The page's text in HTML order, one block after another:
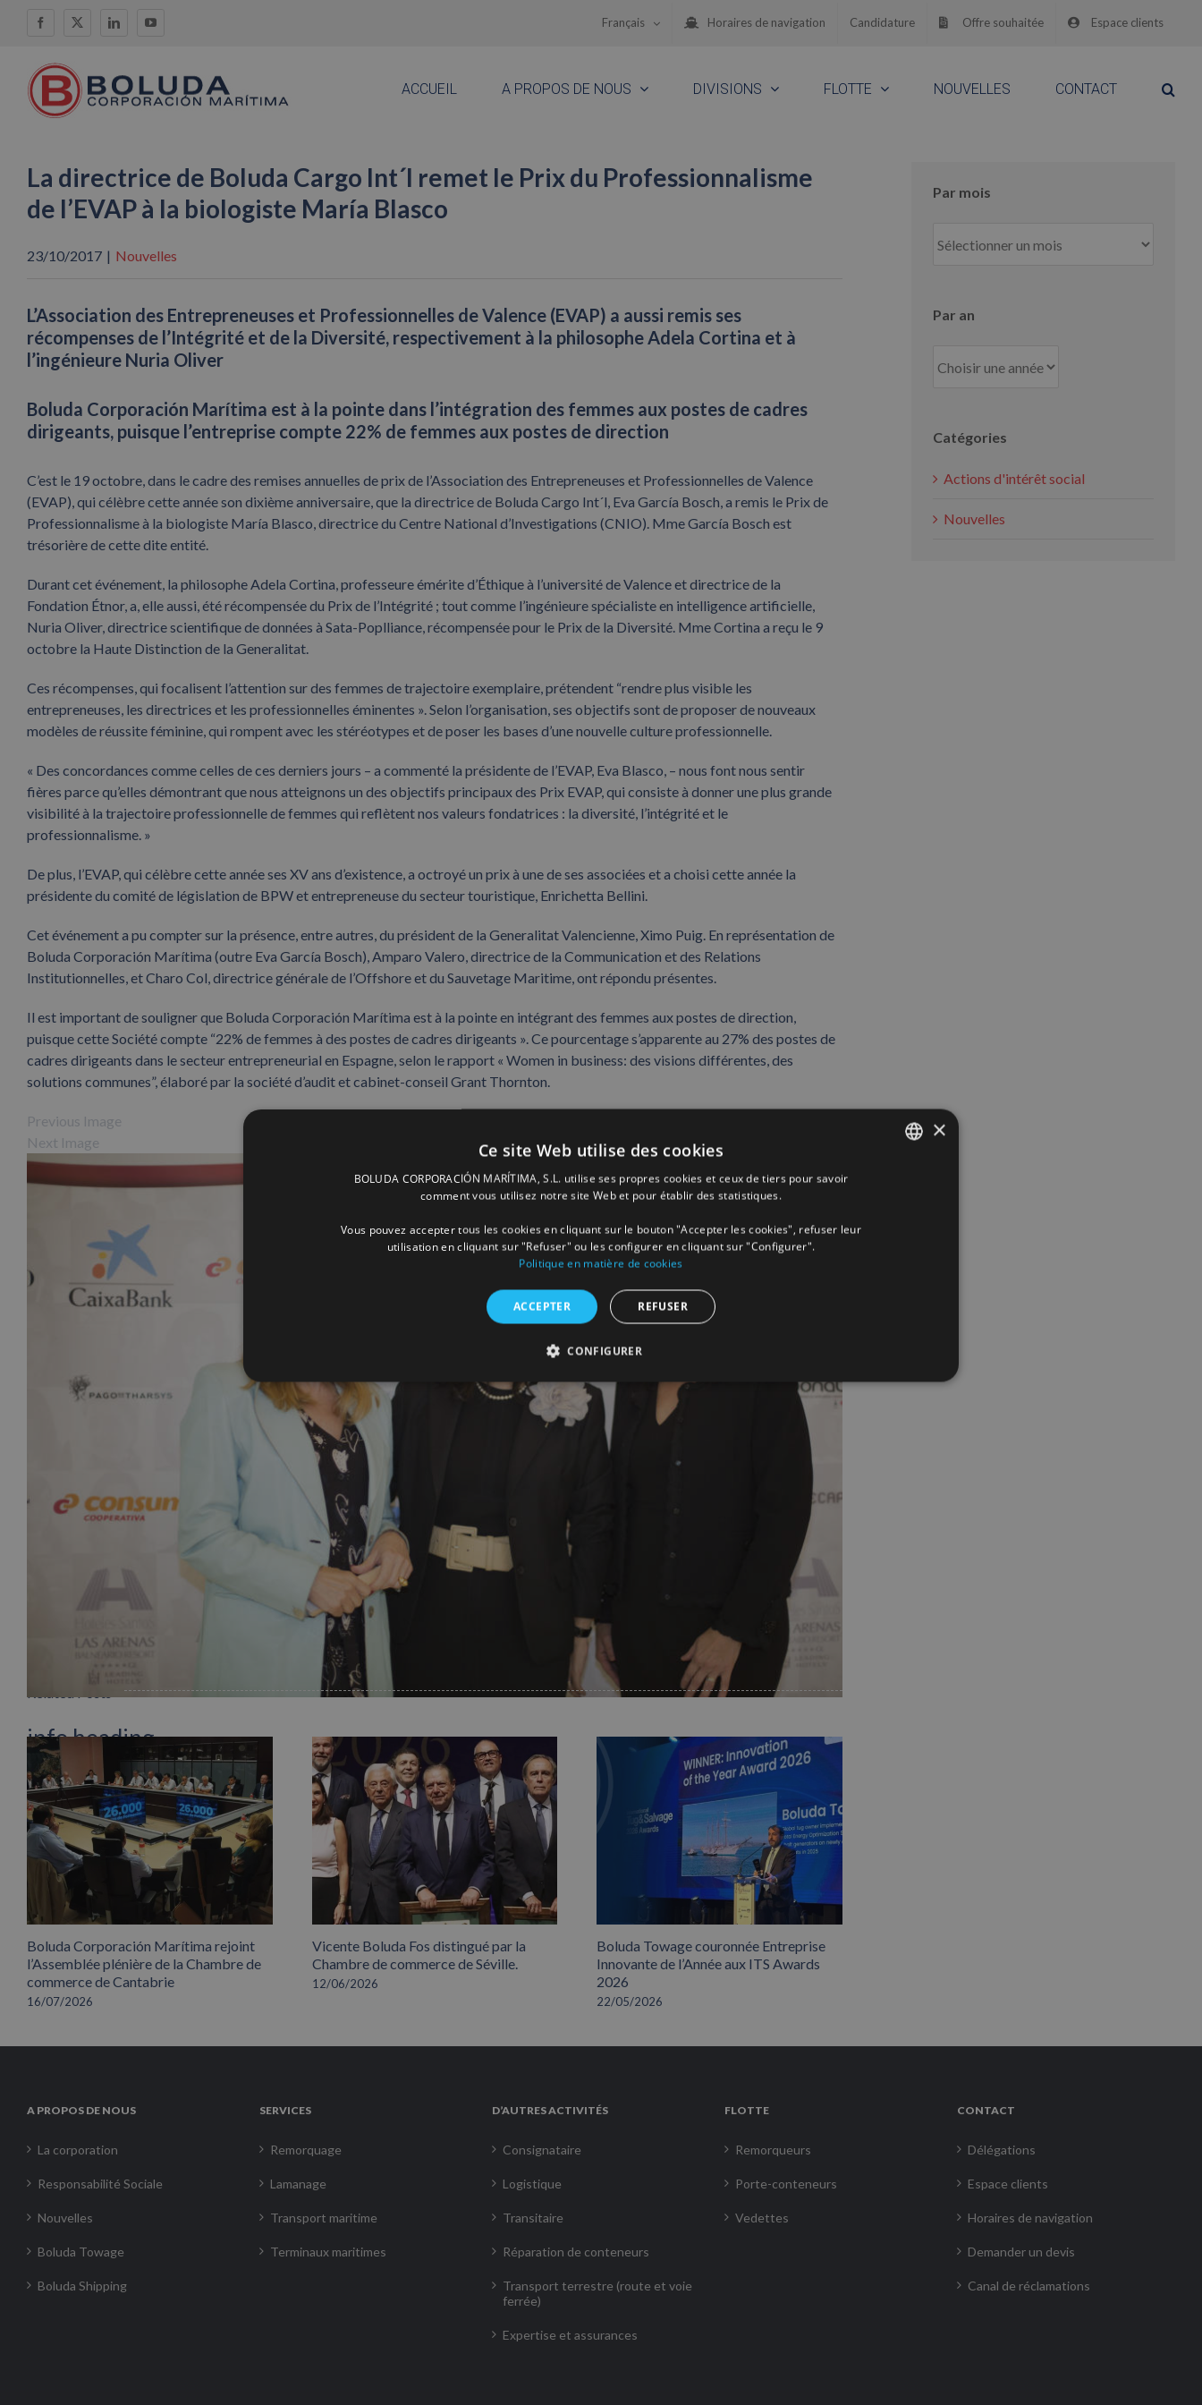
Facebook
X LinkedInYouTube Français Horaires de navigation Candidature Offre souhaitée Espace clients
ACCUEIL A PROPOS DE NOUS DIVISIONS FLOTTE NOUVELLES CONTACT
La directrice de Boluda Cargo Int´l remet le Prix du Professionnalisme
de l’EVAP à la biologiste María Blasco
23/10/2017 | Nouvelles
L’Association des Entrepreneuses et Professionnelles de Valence (EVAP) a aussi remis ses
récompenses de l’Intégrité et de la Diversité, respectivement à la philosophe Adela Cortina et à
l’ingénieure Nuria Oliver
Boluda Corporación Marítima est à la pointe dans l’intégration des femmes aux postes de cadres
dirigeants, puisque l’entreprise compte 22% de femmes aux postes de direction
C’est le 19 octobre, dans le cadre des remises annuelles de prix de l’Association des Entrepreneuses et Professionnelles de Valence
(EVAP), qui célèbre cette année son dixième anniversaire, que la directrice de Boluda Cargo Int´l, Eva García Bosch, a remis le Prix de
Professionnalisme à la biologiste María Blasco, directrice du Centre National d’Investigations (CNIO). Mme García Bosch est
trésorière de cette dite entité.
Durant cet événement, la philosophe Adela Cortina, professeure émérite d’Éthique à l’université de Valence et directrice de la
Fondation Étnor, a, elle aussi, été récompensée du Prix de l’Intégrité ; tout comme l’ingénieure spécialiste en intelligence artificielle,
Nuria Oliver, directrice scientifique de données à Sata-Poplliance, récompensée pour le Prix de la Diversité. Mme Cortina a reçu le 9
octobre la Haute Distinction de la Generalitat.
Ces récompenses, qui focalisent l’attention sur des femmes de trajectoire exemplaire, prétendent “rendre plus visible les
entrepreneuses, les directrices et les professionnelles éminentes ». Selon l’organisation, ses objectifs sont de proposer de nouveaux
modèles de réussite féminine, qui rompent avec les stéréotypes et de poser les bases d’une nouvelle culture professionnelle.
« Des concordances comme celles de ces derniers jours – a commenté la présidente de l’EVAP, Eva Blasco, – nous font nous sentir
fières parce qu’elles démontrant que nous atteignons un des objectifs principaux des Prix EVAP, qui consiste à donner une plus grande
visibilité à la trajectoire professionnelle de femmes qui reflètent nos valeurs fondatrices : la diversité, l’intégrité et le
professionnalisme. »
De plus, l’EVAP, qui célèbre cette année ses XV ans d’existence, a octroyé un prix à une de ses associées et a choisi cette année la
présidente du comité de législation de BPW et entrepreneuse du secteur touristique, Enrichetta Bellini.
Cet événement a pu compter sur la présence, entre autres, du président de la Generalitat Valencienne, Ximo Puig. En représentation de
Boluda Corporación Marítima (outre Eva García Bosch), Amparo Valero, directrice de la Communication et des Relations
Institutionnelles, et Charo Col, directrice générale de l’Offshore et du Sauvetage Maritime, ont répondu présentes.
Il est important de souligner que Boluda Corporación Marítima est à la pointe en intégrant des femmes aux postes de direction,
puisque cette Société compte “22% de femmes à des postes de cadres dirigeants ». Ce pourcentage s’apparente au 27% des postes de
cadres dirigeants dans le secteur entrepreneurial en Espagne, selon le rapport « Women in business: des visions différentes, des
solutions communes”, élaboré par la société d’audit et cabinet-conseil Grant Thornton.
Previous Image
Next Image
info heading
info content
WhatsAppPinterest
Boluda Corporación Marítima rejoint
l’Assemblée plénière de la Chambre de
commerce de Cantabrie
16/07/2026
Vicente Boluda Fos distingué par la
Chambre de commerce de Séville.
12/06/2026
Boluda Towage couronnée Entreprise
Innovante de l’Année aux ITS Awards
2026
22/05/2026
Par mois
mois
Par an
Catégories
Actions d'intérêt social
Nouvelles
A PROPOS DE NOUS
La corporation
Responsabilité Sociale
Nouvelles
Boluda Towage
Boluda Shipping
SERVICES
Remorquage
Lamanage
Transport maritime
Terminaux maritimes
D’AUTRES ACTIVITÉS
Consignataire
Logistique
Transitaire
Réparation de conteneurs
Transport terrestre (route et voie
ferrée)
Expertise et assurances
FLOTTE
Remorqueurs
Porte-conteneurs
Vedettes
CONTACT
Délégations
Espace clients
Horaires de navigation
Demander un devis
Canal de réclamations
×
Ce site Web utilise des cookies
BOLUDA CORPORACIÓN MARÍTIMA, S.L. utilise ses propres cookies et ceux de tiers pour savoir
comment vous utilisez notre site Web et pour établir des statistiques.
Vous pouvez accepter tous les cookies en cliquant sur le bouton "Accepter les cookies", refuser leur
utilisation en cliquant sur "Refuser" ou les configurer en cliquant sur "Configurer".
Politique en matière de cookies
ACCEPTER REFUSER
CONFIGURER